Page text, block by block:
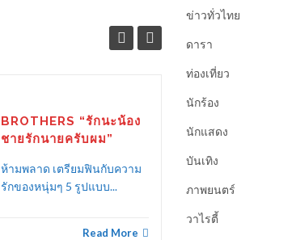
BROTHERS “รักนะน้อง
ชายรักนายครับผม”
ห้ามพลาด เตรียมฟินกับความ
รักของหนุ่มๆ 5 รูปแบบ...
Read More
ข่าวทั่วไทย
ดารา
ท่องเที่ยว
นักร้อง
นักแสดง
บันเทิง
ภาพยนตร์
วาไรตี้